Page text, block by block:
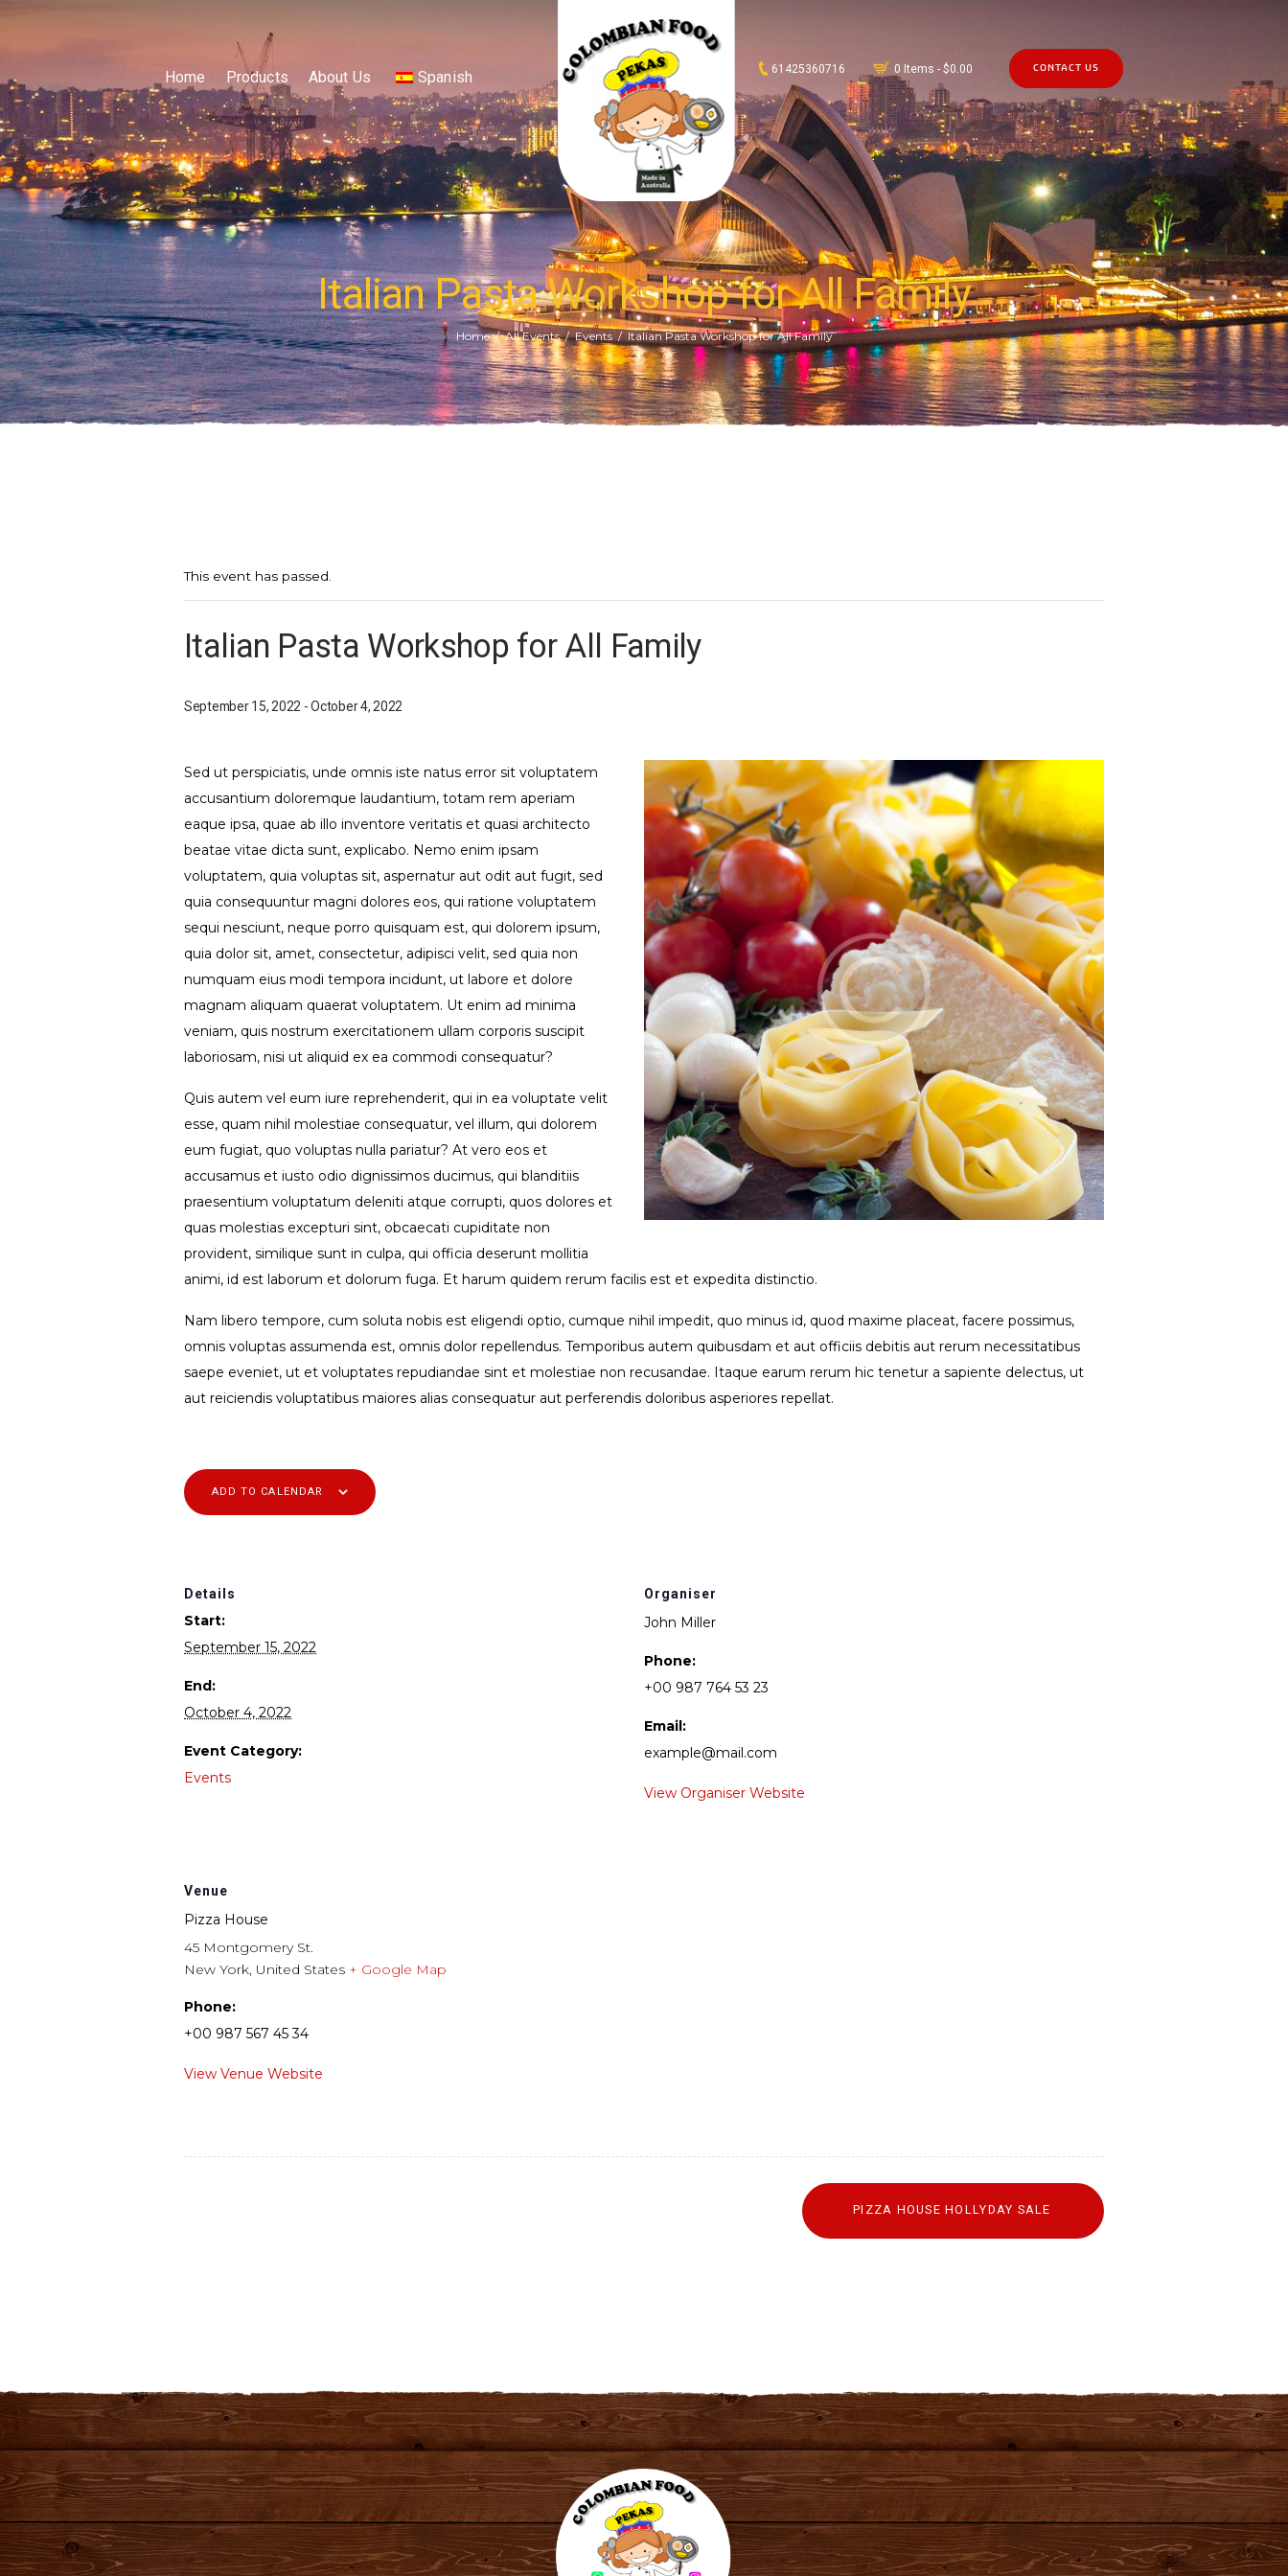
Home Products About Us Spanish 61425360716 0 Items -$0.00 CONTACT US
Italian Pasta Workshop for All Family
Home All Events Events Italian Pasta Workshop for All Family
This event has passed.
Italian Pasta Workshop for All Family
September 15, 2022 -October 4, 2022
Sed ut perspiciatis, unde omnis iste natus error sit voluptatem
accusantium doloremque laudantium, totam rem aperiam
eaque ipsa, quae ab illo inventore veritatis et quasi architecto
beatae vitae dicta sunt, explicabo. Nemo enim ipsam
voluptatem, quia voluptas sit, aspernatur aut odit aut fugit, sed
quia consequuntur magni dolores eos, qui ratione voluptatem
sequi nesciunt, neque porro quisquam est, qui dolorem ipsum,
quia dolor sit, amet, consectetur, adipisci velit, sed quia non
numquam eius modi tempora incidunt, ut labore et dolore
magnam aliquam quaerat voluptatem. Ut enim ad minima
veniam, quis nostrum exercitationem ullam corporis suscipit
laboriosam, nisi ut aliquid ex ea commodi consequatur?
Quis autem vel eum iure reprehenderit, qui in ea voluptate velit
esse, quam nihil molestiae consequatur, vel illum, qui dolorem
eum fugiat, quo voluptas nulla pariatur? At vero eos et
accusamus et iusto odio dignissimos ducimus, qui blanditiis
praesentium voluptatum deleniti atque corrupti, quos dolores et
quas molestias excepturi sint, obcaecati cupiditate non
provident, similique sunt in culpa, qui officia deserunt mollitia
animi, id est laborum et dolorum fuga. Et harum quidem rerum facilis est et expedita distinctio.
Nam libero tempore, cum soluta nobis est eligendi optio, cumque nihil impedit, quo minus id, quod maxime placeat, facere possimus,
omnis voluptas assumenda est, omnis dolor repellendus. Temporibus autem quibusdam et aut officiis debitis aut rerum necessitatibus
saepe eveniet, ut et voluptates repudiandae sint et molestiae non recusandae. Itaque earum rerum hic tenetur a sapiente delectus, ut
aut reiciendis voluptatibus maiores alias consequatur aut perferendis doloribus asperiores repellat.
ADD TO CALENDAR
Details
Start:
September 15, 2022
End:
October 4, 2022
Event Category:
Events
Organiser
John Miller
Phone:
+00 987 764 53 23
Email:
example@mail.com
View Organiser Website
Venue
Pizza House
45 Montgomery St.
New York, United States + Google Map
Phone:
+00 987 567 45 34
View Venue Website
PIZZA HOUSE HOLLYDAY SALE